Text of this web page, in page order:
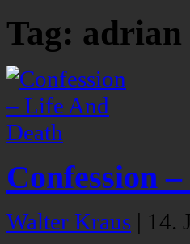
Tag:
Confession
Walter Kraus | 14.